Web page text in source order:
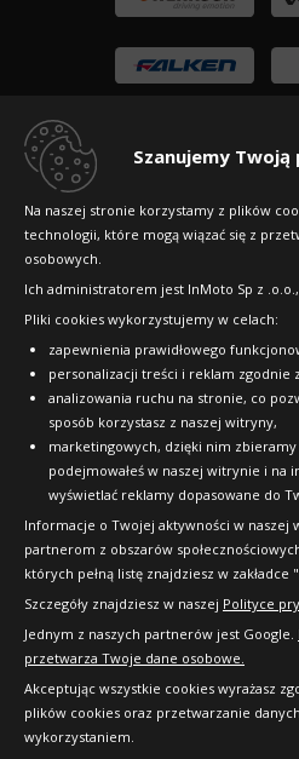
Szanujemy
Na naszej stronie korzystamy z plików
technologii, które mogą wiązać się z
osobowych.
Ich administratorem jest InMoto Sp z
Pliki cookies wykorzystujemy w celach:
zapewnienia prawidłowego
personalizacji treści i reklam zgodnie
analizowania ruchu na stronie, co
sposób korzystasz z naszej witryny,
marketingowych, dzięki nim
podejmowałeś w naszej witrynie i
wyświetlać reklamy dopasowane do
Informacje o Twojej aktywności w naszej
partnerom z obszarów
których pełną listę znajdziesz w
Szczegóły znajdziesz w naszej Polityce
Jednym z naszych partnerów jest Google.
przetwarza Twoje dane osobowe.
Akceptując wszystkie cookies wyrażasz
plików cookies oraz przetwarzanie
wykorzystaniem.
Copyright © 2010-2026